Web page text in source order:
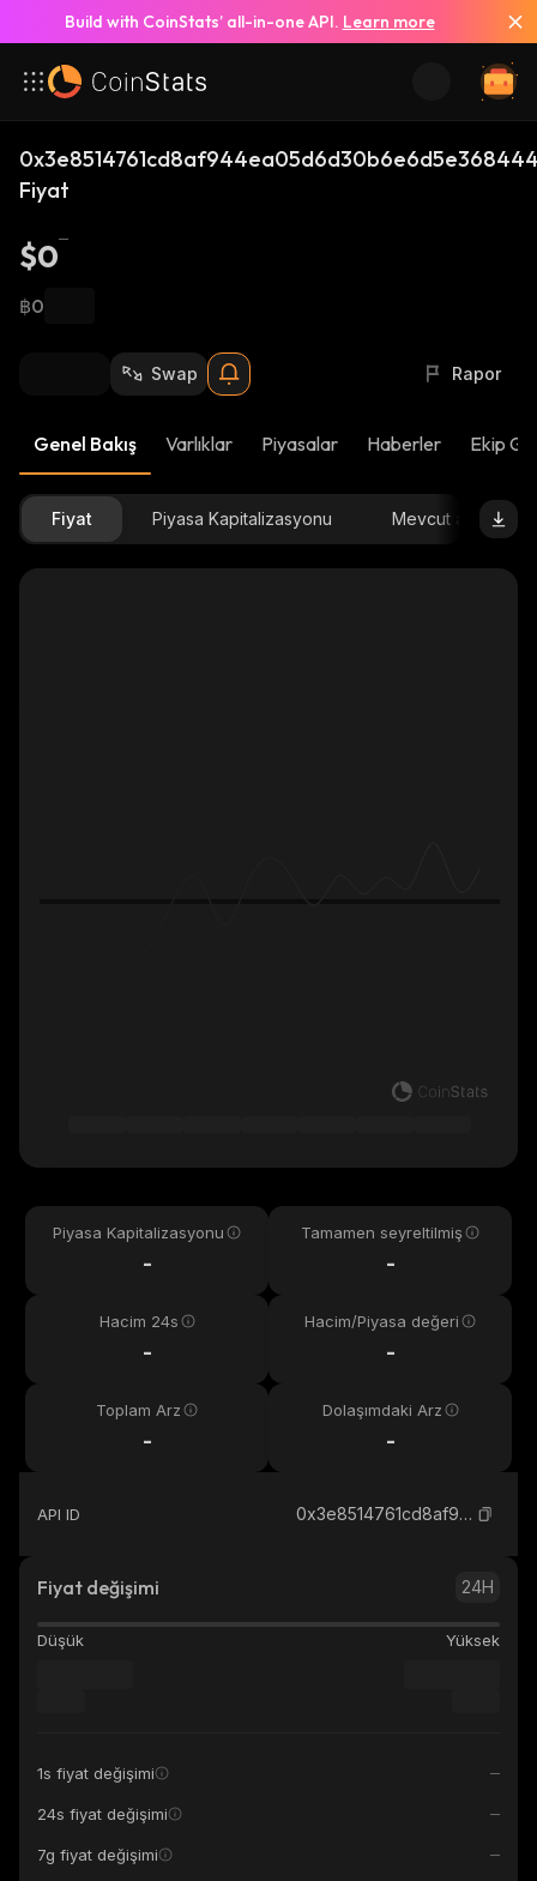
Build with CoinStats’ all-in-one API. Learn more
Fiyat
$0
฿0
Swap Rapor
Genel Bakış Varlıklar Piyasalar Haberler Ekip
Fiyat Piyasa Kapitalizasyonu Mevcut arz
Piyasa Kapitalizasyonu
-
Tamamen seyreltilmiş
-
Hacim 24s
-
Hacim/Piyasa değeri
-
Toplam Arz
-
Dolaşımdaki Arz
-
API ID 0x3e8514761cd8af944ea05d6d30b6e6d5e3684444_binance_smart
Fiyat değişimi 24H
Düşük Yüksek
1s fiyat değişimi
24s fiyat değişimi
7g fiyat değişimi